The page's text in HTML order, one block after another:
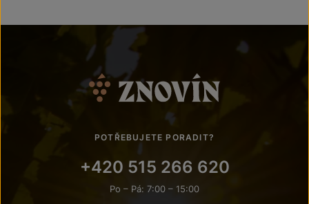
POTŘEBUJETE PORADIT?
+420 515 266 620
Po – Pá: 7:00 – 15:00